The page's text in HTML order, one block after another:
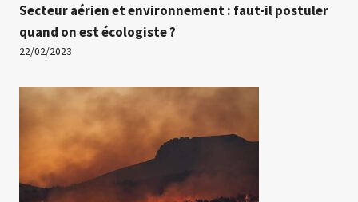
Secteur aérien et environnement : faut-il postuler
quand on est écologiste ?
22/02/2023